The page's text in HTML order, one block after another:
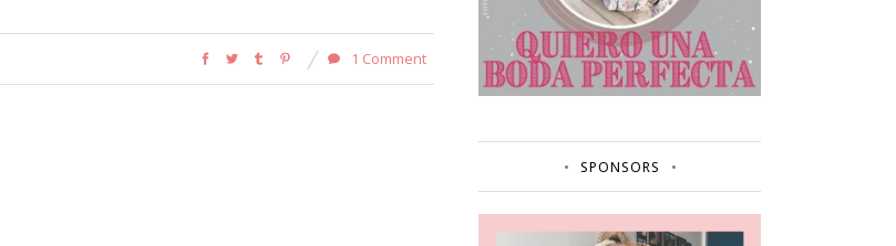
1 Comment
SPONSORS